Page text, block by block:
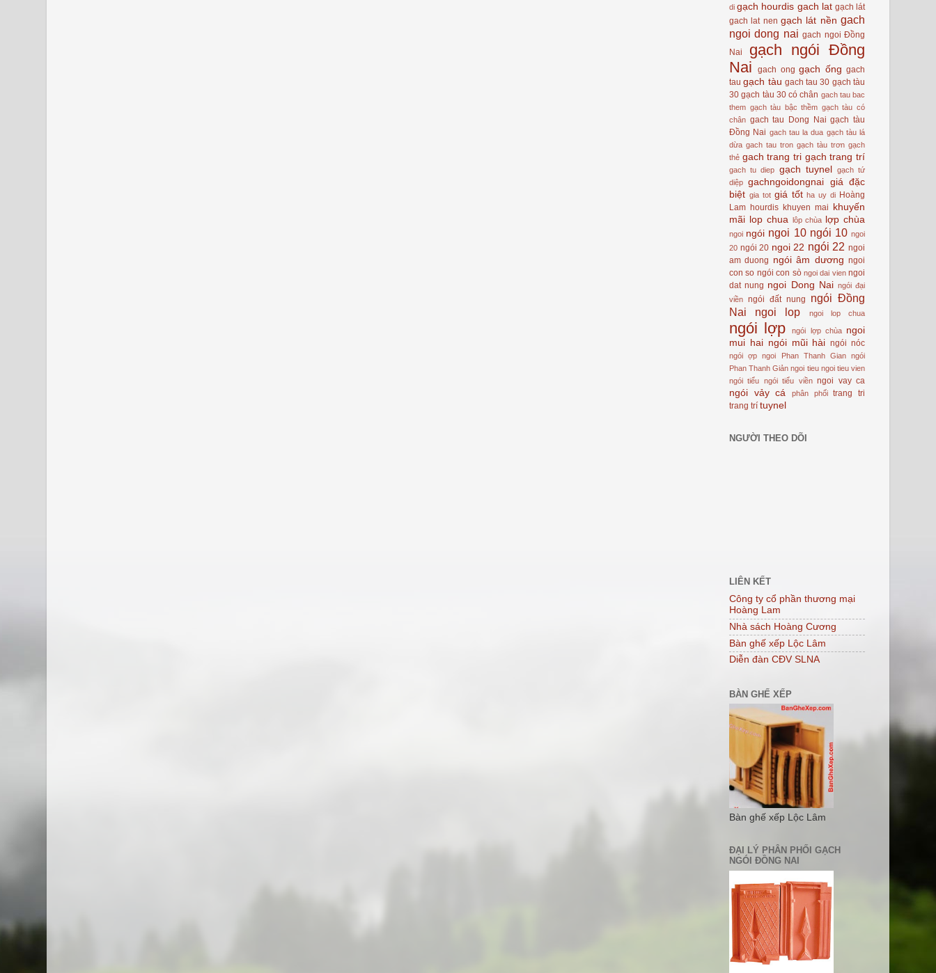
di gạch hourdis gach lat gạch lát
gach lat nen gạch lát nền gach
ngoi dong nai gach ngoi Đồng
Nai
gạch ngói Đồng
Nai
gach ong gạch ống gach
tau gạch tàu gach tau 30 gạch tàu
30 gạch tàu 30 có chân gach tau bac
them gạch tàu bậc thềm gạch tàu có
chân gach tau Dong Nai gạch tàu
Đồng Nai gach tau la dua gạch tàu lá
dừa gach tau tron gạch tàu trơn gạch
thẻ gach trang tri gạch trang trí
gach tu diep gạch tuynel
gạch tứ
diệp
gachngoidongnai giá đặc
biệt gia tot giá tốt ha uy di Hoàng
Lam hourdis khuyen mai
khuyến
mãi lop chua lôp chùa lợp chùa
ngoi ngói ngoi 10 ngói 10 ngoi
20 ngói 20 ngoi 22 ngói 22 ngoi
am duong ngói âm dương ngoi
con so ngói con sò ngoi dai vien ngoi
dat nung ngoi Dong Nai ngói đại
viền ngói đất nung
ngói Đồng
Nai
ngoi lop ngoi lop chua
ngói lợp ngói lợp chùa ngoi
mui hai ngói mũi hài ngói nóc
ngói ợp ngoi Phan Thanh Gian ngói
Phan Thanh Giản ngoi tieu ngoi tieu vien
ngói tiểu ngói tiểu viền ngoi vay ca
ngói vảy cá phân phối
trang tri
trang trí tuynel
NGƯỜI THEO DÕI
LIÊN KẾT
Công ty cổ phần thương mại
Hoàng Lam
Nhà sách Hoàng Cương
Bàn ghế xếp Lộc Lâm
Diễn đàn CĐV SLNA
BÀN GHẾ XẾP
Bàn ghế xếp Lộc Lâm
ĐẠI LÝ PHÂN PHỐI GẠCH
NGÓI ĐỒNG NAI